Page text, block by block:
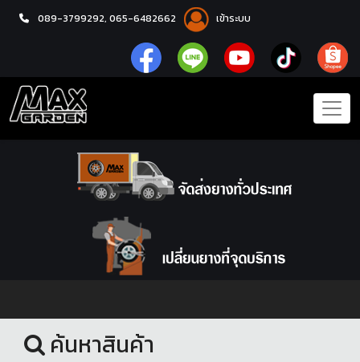
089-3799292, 065-6482662 เข้าระบบ
หน้าแรก
ค้นหาสินค้า